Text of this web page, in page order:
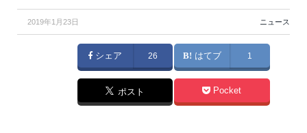
2019年1月23日 ニュース
シェア 26 はてブ 1
ポスト Pocket